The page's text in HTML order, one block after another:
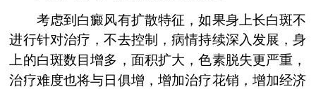
考虑到白癜风有扩散特征，如果身上长白斑不
进行针对治疗，不去控制，病情持续深入发展，身
上的白斑数目增多，面积扩大，色素脱失更严重，
治疗难度也将与日俱增，增加治疗花销，增加经济